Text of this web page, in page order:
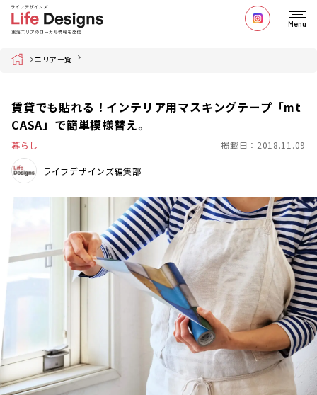
Menu
Home エリア一覧
賃貸でも貼れる！インテリア用マスキングテープ「mt
CASA」で簡単模様替え。
暮らし 掲載日：2018.11.09
ライフデザインズ編集部